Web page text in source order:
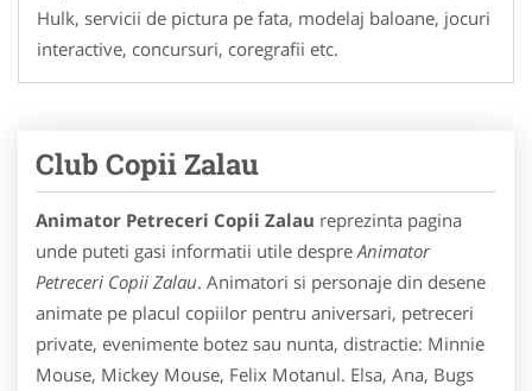
Hulk, servicii de pictura pe fata, modelaj baloane, jocuri
interactive, concursuri, coregrafii etc.
Club Copii Zalau
Animator Petreceri Copii Zalau reprezinta pagina
unde puteti gasi informatii utile despre Animator
Petreceri Copii Zalau. Animatori si personaje din desene
animate pe placul copiilor pentru aniversari, petreceri
private, evenimente botez sau nunta, distractie: Minnie
Mouse, Mickey Mouse, Felix Motanul. Elsa, Ana, Bugs